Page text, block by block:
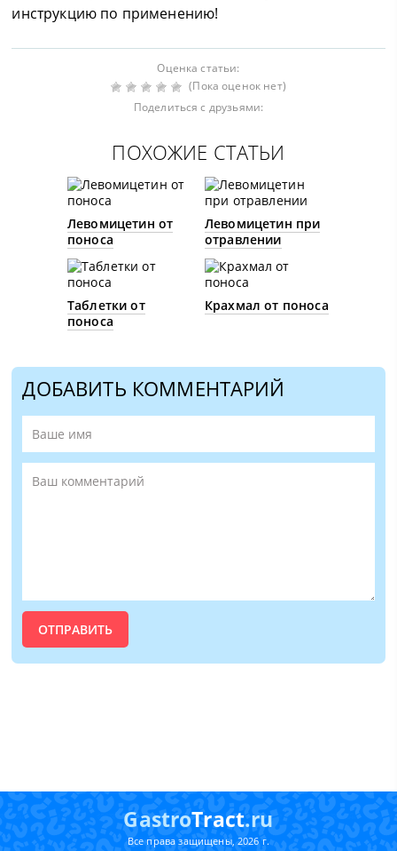
инструкцию по применению!
Оценка статьи:
(Пока оценок нет)
Поделиться с друзьями:
ПОХОЖИЕ СТАТЬИ
Левомицетин от
поноса
Левомицетин при
отравлении
Таблетки от
поноса
Крахмал от поноса
ДОБАВИТЬ КОММЕНТАРИЙ
GastroTract.ru
Все права защищены, 2026 г.